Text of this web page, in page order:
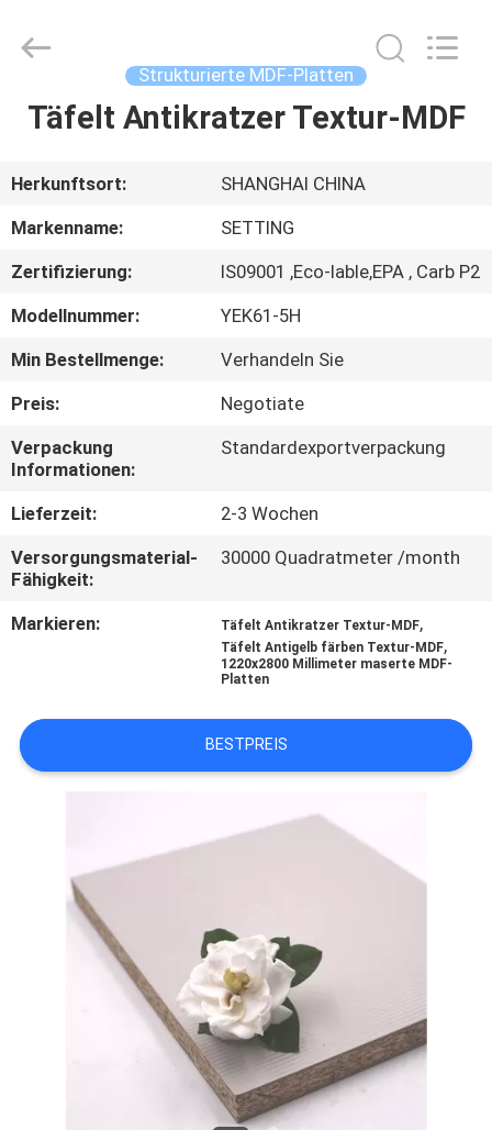
HAUS
PRODUKTE
ÜBER
FABRIK-
AUSFLUG
TRETEN
SIE
MIT
UNS
IN
NACHRICHTEN
FORDERN
Decorating
material
Reserved.
Strukturierte MDF-Platten
Täfelt Antikratzer Textur-MDF
Herkunftsort:
SHANGHAI CHINA
Markenname:
SETTING
Zertifizierung:
IS09001 ,Eco-lable,EPA , Carb P2
Modellnummer:
YEK61-5H
Min Bestellmenge:
Verhandeln Sie
Preis:
Negotiate
Verpackung
Informationen:
Standardexportverpackung
Lieferzeit:
2-3 Wochen
Versorgungsmaterial-
Fähigkeit:
30000 Quadratmeter /month
Markieren: Täfelt Antikratzer Textur-MDF,
Täfelt Antigelb färben Textur-MDF,
1220x2800 Millimeter maserte MDF-
Platten
BESTPREIS